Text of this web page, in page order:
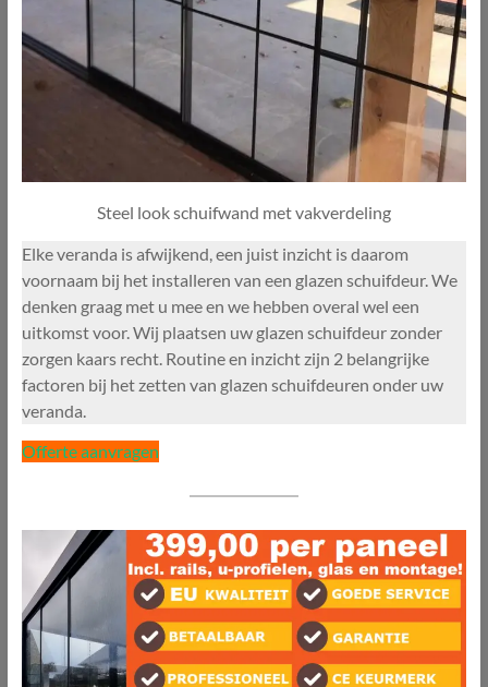
Steel look schuifwand met vakverdeling
Elke veranda is afwijkend, een juist inzicht is daarom
voornaam bij het installeren van een glazen schuifdeur. We
denken graag met u mee en we hebben overal wel een
uitkomst voor. Wij plaatsen uw glazen schuifdeur zonder
zorgen kaars recht. Routine en inzicht zijn 2 belangrijke
factoren bij het zetten van glazen schuifdeuren onder uw
veranda.
Offerte aanvragen